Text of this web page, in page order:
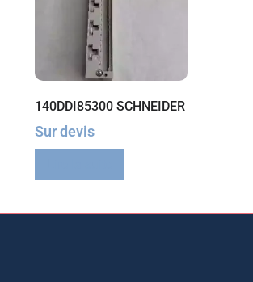
140DDI85300 SCHNEIDER
Sur devis